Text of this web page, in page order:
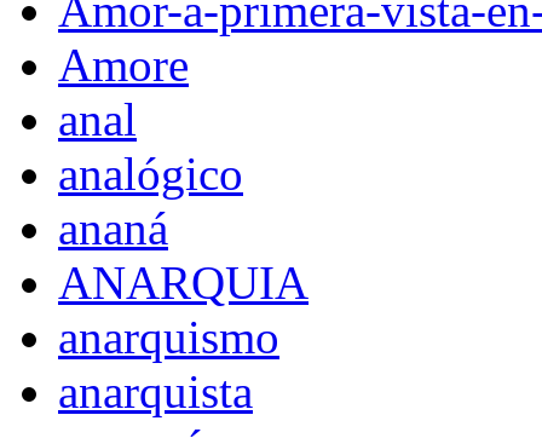
Amor-a-primera-vista-
Amore
anal
analógico
ananá
ANARQUIA
anarquismo
anarquista